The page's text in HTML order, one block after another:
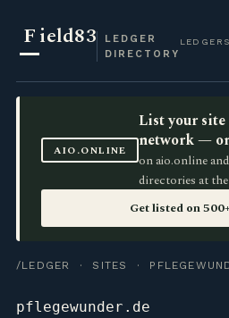
Field83
LEDGER
DIRECTORY
LEDGER
AIO.ONLINE
List your site
network —
on aio.online
directories at
Get listed on
/LEDGER · SITES ·
pflegewunder.de